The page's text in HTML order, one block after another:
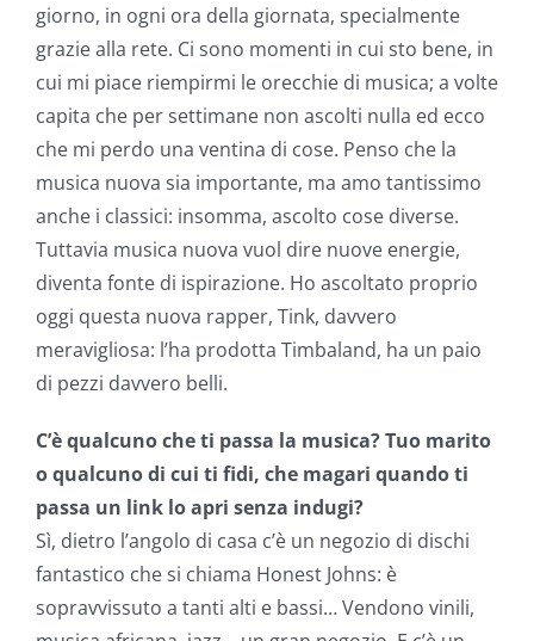
giorno, in ogni ora della giornata, specialmente
grazie alla rete. Ci sono momenti in cui sto bene, in
cui mi piace riempirmi le orecchie di musica; a volte
capita che per settimane non ascolti nulla ed ecco
che mi perdo una ventina di cose. Penso che la
musica nuova sia importante, ma amo tantissimo
anche i classici: insomma, ascolto cose diverse.
Tuttavia musica nuova vuol dire nuove energie,
diventa fonte di ispirazione. Ho ascoltato proprio
oggi questa nuova rapper, Tink, davvero
meravigliosa: l’ha prodotta Timbaland, ha un paio
di pezzi davvero belli.
C’è qualcuno che ti passa la musica? Tuo marito
o qualcuno di cui ti fidi, che magari quando ti
passa un link lo apri senza indugi?
Sì, dietro l’angolo di casa c’è un negozio di dischi
fantastico che si chiama Honest Johns: è
sopravvissuto a tanti alti e bassi… Vendono vinili,